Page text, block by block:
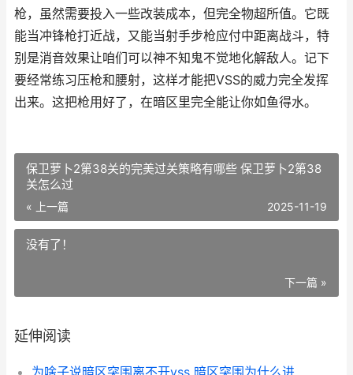
枪，虽然需要投入一些改装成本，但完全物超所值。它既
能当冲锋枪打近战，又能当射手步枪应付中距离战斗，特
别是消音效果让咱们可以神不知鬼不觉地化解敌人。记下
要经常练习压枪和腰射，这样才能把VSS的威力完全发挥
出来。这把枪用好了，在暗区里完全能让你如鱼得水。
保卫萝卜2第38关的完美过关策略有哪些 保卫萝卜2第38
关怎么过
« 上一篇 2025-11-19
没有了！
下一篇 »
延伸阅读